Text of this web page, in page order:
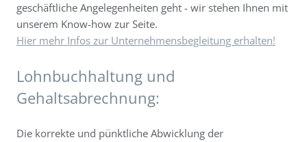
geschäftliche Angelegenheiten geht - wir stehen Ihnen mit
unserem Know-how zur Seite.
Hier mehr Infos zur Unternehmensbegleitung erhalten!
Lohnbuchhaltung und
Gehaltsabrechnung:
Die korrekte und pünktliche Abwicklung der